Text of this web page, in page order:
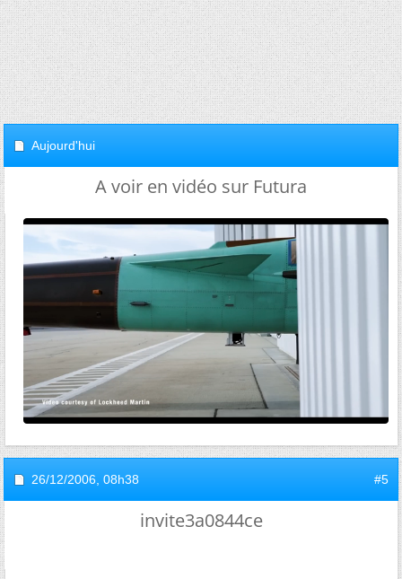
Aujourd'hui
A voir en vidéo sur Futura
26/12/2006, 08h38 #5
invite3a0844ce